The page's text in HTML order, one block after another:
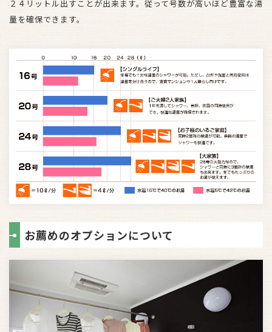
２４リットル出すことが出来ます。従って号数が高いほど豊富な湯
量を確保できます。
お薦めのオプションについて